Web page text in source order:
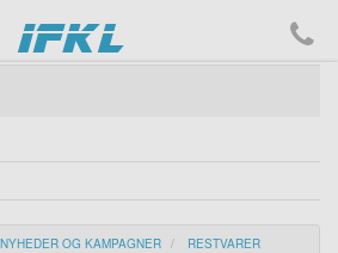
ifkl
NYHEDER OG KAMPAGNER RESTVARER